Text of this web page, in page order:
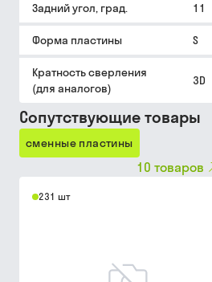
Задний угол, град. 11
Форма пластины S
Кратность сверления
(для аналогов)
3D
Сопутствующие товары
сменные пластины
10 товаров
231 шт